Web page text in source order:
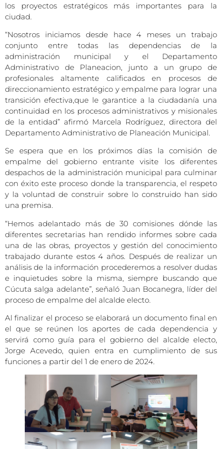
los proyectos estratégicos más importantes para la
ciudad.
“Nosotros iniciamos desde hace 4 meses un trabajo
conjunto entre todas las dependencias de la
administración municipal y el Departamento
Administrativo de Planeacion, junto a un grupo de
profesionales altamente calificados en procesos de
direccionamiento estratégico y empalme para lograr una
transición efectiva,que le garantice a la ciudadanía una
continuidad en los procesos administrativos y misionales
de la entidad” afirmó Marcela Rodríguez, directora del
Departamento Administrativo de Planeación Municipal.
Se espera que en los próximos días la comisión de
empalme del gobierno entrante visite los diferentes
despachos de la administración municipal para culminar
con éxito este proceso donde la transparencia, el respeto
y la voluntad de construir sobre lo construido han sido
una premisa.
“Hemos adelantado más de 30 comisiones dónde las
diferentes secretarias han rendido informes sobre cada
una de las obras, proyectos y gestión del conocimiento
trabajado durante estos 4 años. Después de realizar un
análisis de la información procederemos a resolver dudas
e inquietudes sobre la misma, siempre buscando que
Cúcuta salga adelante”, señaló Juan Bocanegra, líder del
proceso de empalme del alcalde electo.
Al finalizar el proceso se elaborará un documento final en
el que se reúnen los aportes de cada dependencia y
servirá como guía para el gobierno del alcalde electo,
Jorge Acevedo, quien entra en cumplimiento de sus
funciones a partir del 1 de enero de 2024.